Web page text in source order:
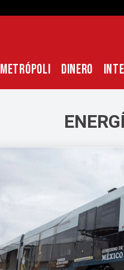
METRÓPOLI DINERO